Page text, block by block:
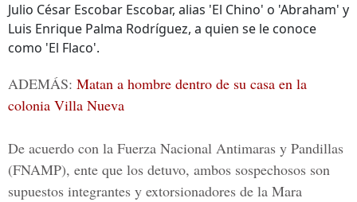
Julio César Escobar Escobar, alias 'El Chino' o 'Abraham' y
Luis Enrique Palma Rodríguez, a quien se le conoce
como 'El Flaco'.
ADEMÁS: Matan a hombre dentro de su casa en la
colonia Villa Nueva
De acuerdo con la Fuerza Nacional Antimaras y Pandillas
(FNAMP), ente que los detuvo, ambos sospechosos son
supuestos integrantes y extorsionadores de la Mara